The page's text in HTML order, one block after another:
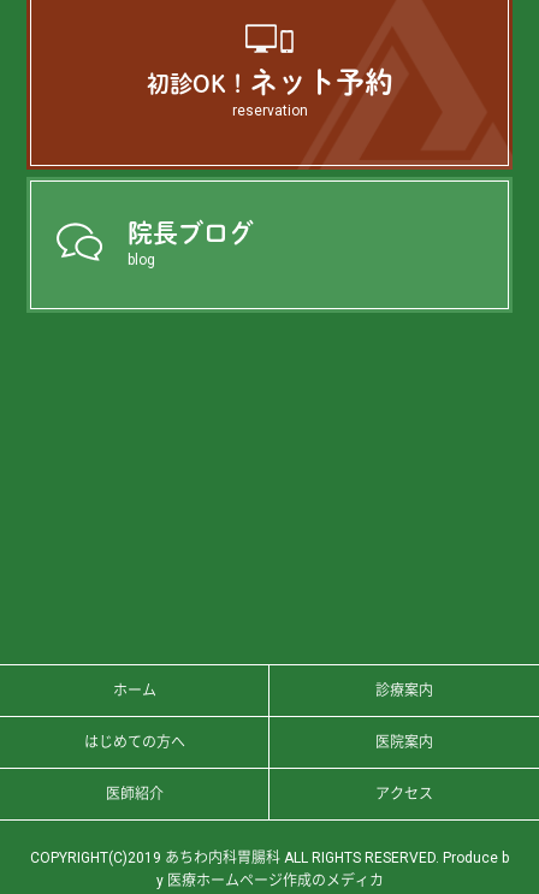
初診OK！ ネット予約
reservation
院長ブログ
blog
ホーム 診療案内
はじめての方へ 医院案内
医師紹介 アクセス
COPYRIGHT(C)2019 あちわ内科胃腸科 ALL RIGHTS RESERVED. Produce b
y 医療ホームページ作成のメディカ